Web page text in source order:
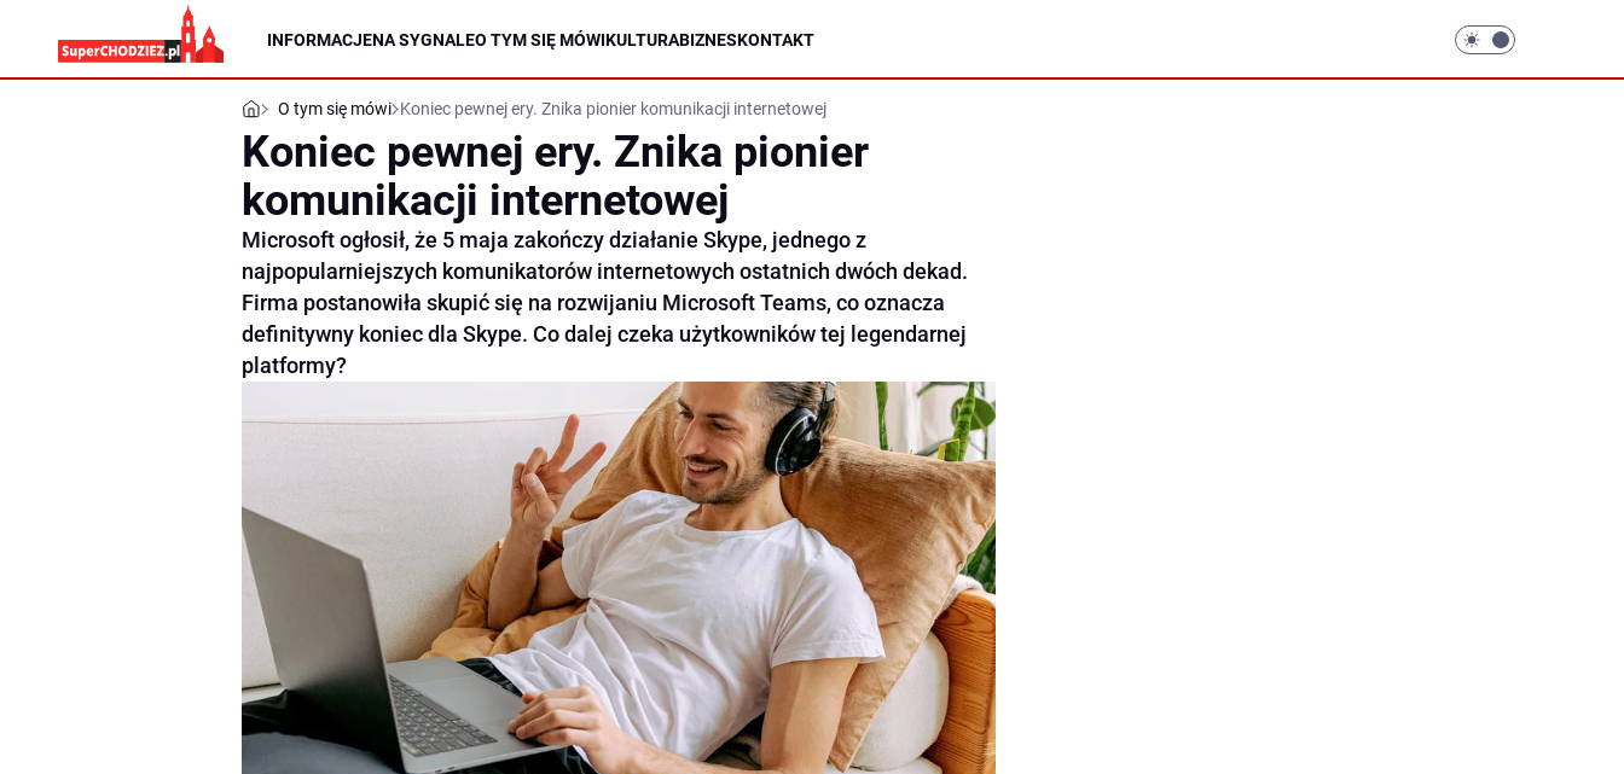
INFORMACJENA SYGNALEO TYM SIĘ MÓWIKULTURABIZNESKONTAKT
O tym się mówi Koniec pewnej ery. Znika pionier komunikacji internetowej
Koniec pewnej ery. Znika pionier
komunikacji internetowej
Microsoft ogłosił, że 5 maja zakończy działanie Skype, jednego z
najpopularniejszych komunikatorów internetowych ostatnich dwóch dekad.
Firma postanowiła skupić się na rozwijaniu Microsoft Teams, co oznacza
definitywny koniec dla Skype. Co dalej czeka użytkowników tej legendarnej
platformy?